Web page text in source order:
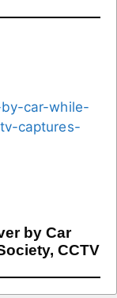
by Car
CCTV